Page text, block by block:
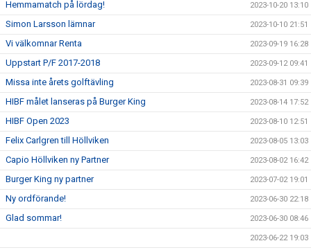
Hemmamatch på lördag! 2023-10-20 13:10
Simon Larsson lämnar 2023-10-10 21:51
Vi välkomnar Renta 2023-09-19 16:28
Uppstart P/F 2017-2018 2023-09-12 09:41
Missa inte årets golftävling 2023-08-31 09:39
HIBF målet lanseras på Burger King 2023-08-14 17:52
HIBF Open 2023 2023-08-10 12:51
Felix Carlgren till Höllviken 2023-08-05 13:03
Capio Höllviken ny Partner 2023-08-02 16:42
Burger King ny partner 2023-07-02 19:01
Ny ordförande! 2023-06-30 22:18
Glad sommar! 2023-06-30 08:46
2023-06-22 19:03